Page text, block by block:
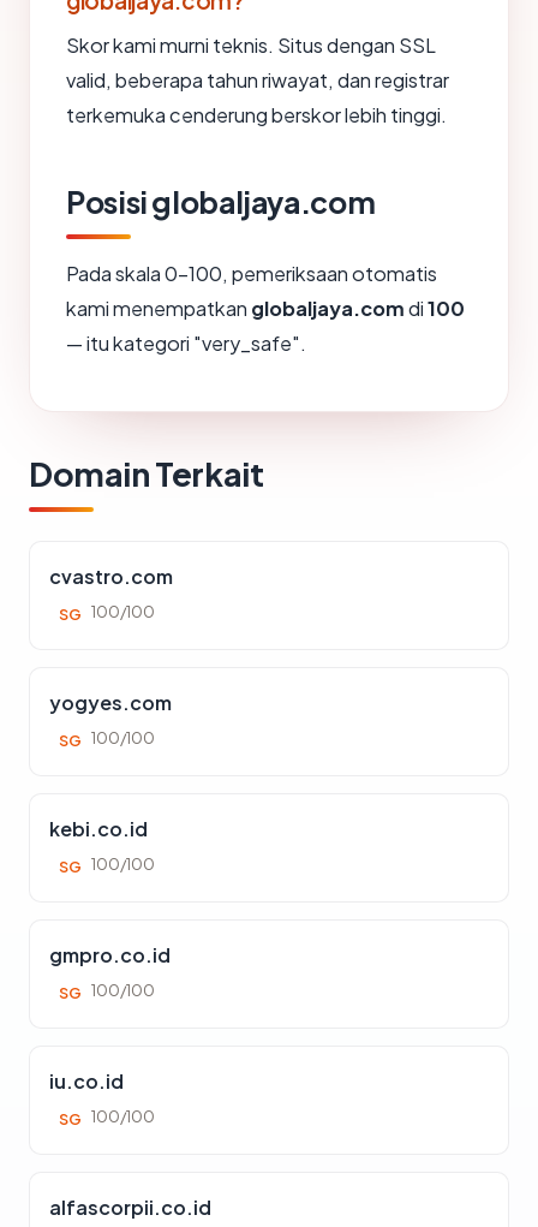
Skor kami murni teknis. Situs dengan SSL
valid, beberapa tahun riwayat, dan registrar
terkemuka cenderung berskor lebih tinggi.
Posisi globaljaya.com
Pada skala 0-100, pemeriksaan otomatis
kami menempatkan globaljaya.comdi100
— itu kategori "very_safe".
Domain Terkait
cvastro.com
SG 100/100
yogyes.com
SG 100/100
kebi.co.id
SG 100/100
gmpro.co.id
SG 100/100
iu.co.id
SG 100/100
alfascorpii.co.id